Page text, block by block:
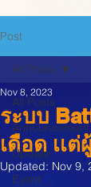
Post
All Posts
Announcement
Update
Event
All Posts
ระบบ
เดือด เเ
Nov 8, 2023
Updated: Nov 9,